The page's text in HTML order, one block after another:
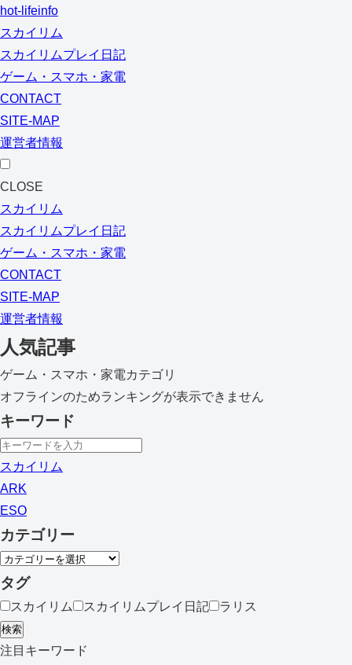
hot-lifeinfo
スカイリム
スカイリムプレイ日記
ゲーム・スマホ・家電
CONTACT
SITE-MAP
運営者情報
CLOSE
スカイリム
スカイリムプレイ日記
ゲーム・スマホ・家電
CONTACT
SITE-MAP
運営者情報
人気記事
ゲーム・スマホ・家電カテゴリ
オフラインのためランキングが表示できません
キーワード
スカイリム
ARK
ESO
カテゴリー
タグ
スカイリム スカイリムプレイ日記 ラリス
検索
注目キーワード